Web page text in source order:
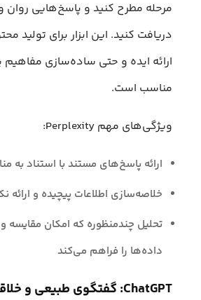
مرحله مطرح کنید و پاسخ‌هایی روان
دریافت کنید. این ابزار برای تولید
ارائه ایده و حتی ساده‌سازی مفاهیم
مناسب است.
ویژگی‌های مهم Perplexity:
ارائه پاسخ‌های مستند با استناد به
خلاصه‌سازی اطلاعات پیچیده و ارائه
تحلیل چندمنظوره که امکان مقایسه
داده‌ها را فراهم می‌کند
ChatGPT: گفتگوی طبیعی و خلاقیت در لحظه